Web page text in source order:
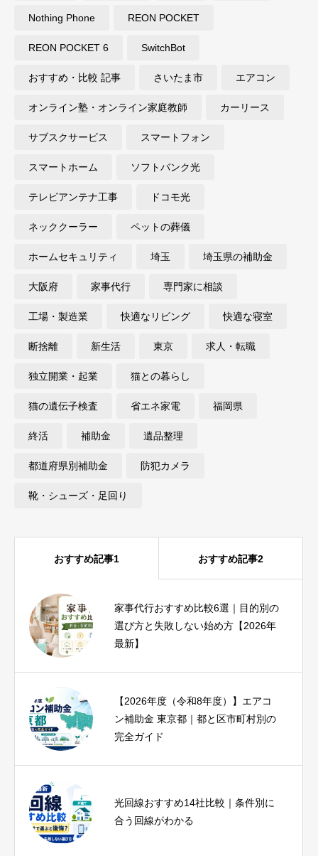
Nothing Phone REON POCKET
REON POCKET 6 SwitchBot
おすすめ・比較 記事 さいたま市 エアコン
オンライン塾・オンライン家庭教師 カーリース
サブスクサービス スマートフォン
スマートホーム ソフトバンク光
テレビアンテナ工事 ドコモ光
ネッククーラー ペットの葬儀
ホームセキュリティ 埼玉 埼玉県の補助金
大阪府 家事代行 専門家に相談
工場・製造業 快適なリビング 快適な寝室
断捨離 新生活 東京 求人・転職
独立開業・起業 猫との暮らし
猫の遺伝子検査 省エネ家電 福岡県
終活 補助金 遺品整理
都道府県別補助金 防犯カメラ
靴・シューズ・足回り
おすすめ記事1 おすすめ記事2
家事代行おすすめ比較6選｜目的別の
選び方と失敗しない始め方【2026年
最新】
【2026年度（令和8年度）】エアコ
ン補助金 東京都｜都と区市町村別の
完全ガイド
光回線おすすめ14社比較｜条件別に
合う回線がわかる
iPhone17eとiPhoneSE3を比較｜SE3
ユーザーが1分で結論を出せる診断つ
き
ヨガインストラクター資格は必要？
種類・費用・未経験から目指す方法
を解説
ピラティス資格おすすめ比較｜種
類・費用・期間と失敗しない選び方